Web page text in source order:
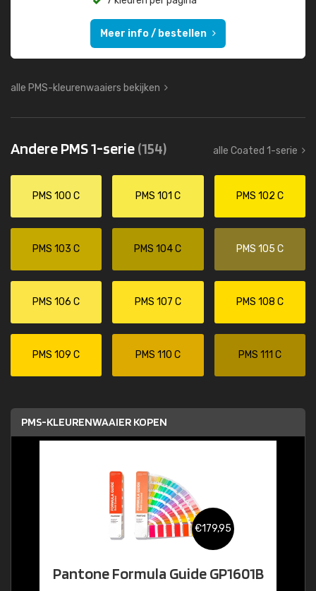
Meer info / bestellen
alle PMS-kleurenwaaiers bekijken
Andere PMS 1-serie(154) alle Coated 1-serie
PMS 100 C PMS 101 C PMS 102 C
PMS 103 C PMS 104 C PMS 105 C
PMS 106 C PMS 107 C PMS 108 C
PMS 109 C PMS 110 C PMS 111 C
PMS-KLEURENWAAIER KOPEN
€179,95
Pantone Formula Guide GP1601B